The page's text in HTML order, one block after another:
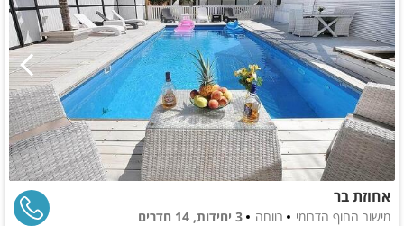
אחוזת בר
מישור החוף הדרומי רווחה
3 יחידות, 14 חדרים